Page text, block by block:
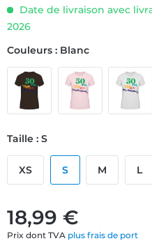
18,99 €
Prix dont TVA plus frais de port
Date de livraison avec
2026
Couleurs : Blanc
Taille : S
XS S M L